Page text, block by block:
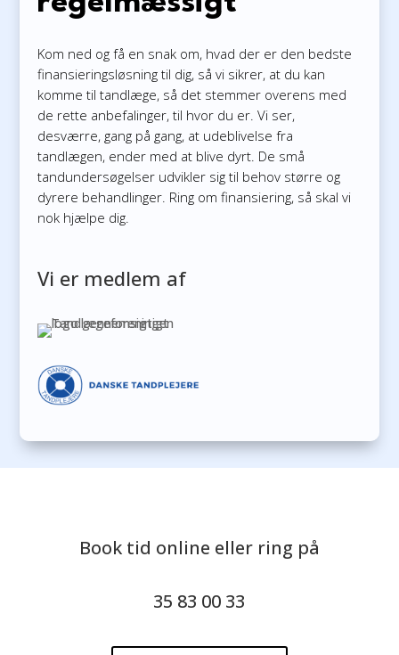
Kom ned og få en snak om, hvad der er den bedste
finansieringsløsning til dig, så vi sikrer, at du kan
komme til tandlæge, så det stemmer overens med
de rette anbefalinger, til hvor du er. Vi ser,
desværre, gang på gang, at udeblivelse fra
tandlægen, ender med at blive dyrt. De små
tandundersøgelser udvikler sig til behov større og
dyrere behandlinger. Ring om finansiering, så skal vi
nok hjælpe dig.
Vi er medlem af
Book tid online eller ring på
35 83 00 33